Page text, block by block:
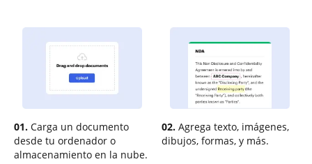
01. Carga un documento
desde tu ordenador o
almacenamiento en la nube.
02. Agrega texto, imágenes,
dibujos, formas, y más.